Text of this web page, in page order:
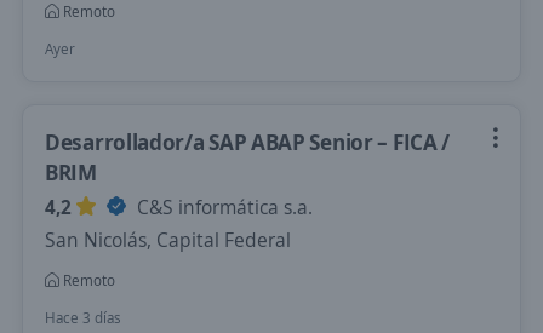
Remoto
Ayer
Desarrollador/a SAP ABAP Senior – FICA /
BRIM
4,2
C&S informática s.a.
San Nicolás, Capital Federal
Remoto
Hace 3 días